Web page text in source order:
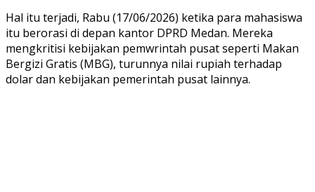
Hal itu terjadi, Rabu (17/06/2026) ketika para mahasiswa
itu berorasi di depan kantor DPRD Medan. Mereka
mengkritisi kebijakan pemwrintah pusat seperti Makan
Bergizi Gratis (MBG), turunnya nilai rupiah terhadap
dolar dan kebijakan pemerintah pusat lainnya.